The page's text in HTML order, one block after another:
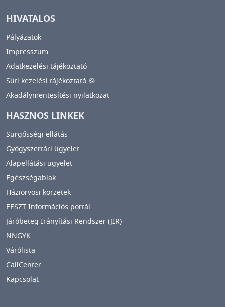
HIVATALOS
Pályázatok
Impresszum
Adatkezelési tájékoztató
Süti kezelési tájékoztató 🍪
Akadálymentesítési nyilatkozat
HASZNOS LINKEK
Sürgősségi ellátás
Gyógyszertári ügyelet
Alapellátási ügyelet
Egészségablak
Háziorvosi körzetek
EESZT Információs portál
Járóbeteg Irányítási Rendszer (JIR)
NNGYK
Várólista
CallCenter
Kapcsolat